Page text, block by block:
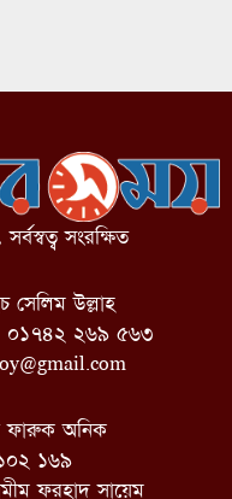
সংরক্ষিত
সেলিম উল্লাহ
০১৭৪২ ২৬৯ ৫৬৩
ফারুক অনিক
১৬৯
ফরহাদ সায়েম